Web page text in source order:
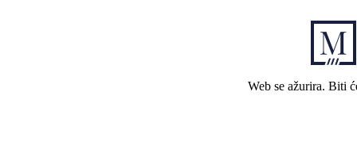
Web se ažurira. Biti